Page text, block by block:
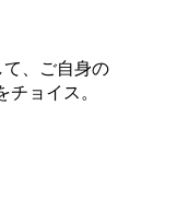
、
ご自身の
チョイス。